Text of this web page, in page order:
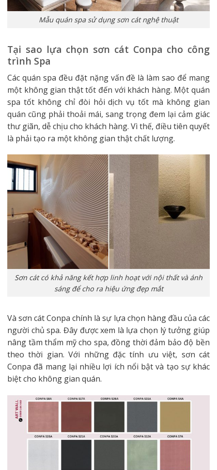
Mẫu quán spa sử dụng sơn cát nghệ thuật
Tại sao lựa chọn sơn cát Conpa cho công
trình Spa
Các quán spa đều đặt nặng vấn đề là làm sao để mang
một không gian thật tốt đến với khách hàng. Một quán
spa tốt không chỉ đòi hỏi dịch vụ tốt mà không gian
quán cũng phải thoải mái, sang trọng đem lại cảm giác
thư giãn, dễ chịu cho khách hàng. Vì thế, điều tiên quyết
là phải tạo ra một không gian thật chất lượng.
Sơn cát có khả năng kết hợp linh hoạt với nội thất và ánh
sáng để cho ra hiệu ứng đẹp mắt
Và sơn cát Conpa chính là sự lựa chọn hàng đầu của các
người chủ spa. Đây được xem là lựa chọn lý tưởng giúp
nâng tầm thẩm mỹ cho spa, đồng thời đảm bảo độ bền
theo thời gian. Với những đặc tính ưu việt, sơn cát
Conpa đã mang lại nhiều lợi ích nổi bật và tạo sự khác
biệt cho không gian quán.